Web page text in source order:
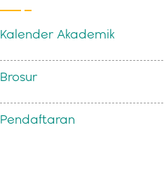
Kalender Akademik
Brosur
Pendaftaran